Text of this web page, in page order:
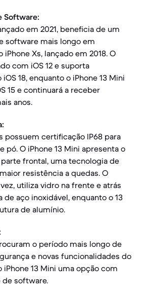
Software:
em 2021, beneficia de um
software mais longo em
Xs, lançado em 2018. O
com iOS 12 e suporta
18, enquanto o iPhone 13 Mini
15 e continuará a receber
anos.
possuem certificação IP68 para
pó. O iPhone 13 Mini apresenta o
frontal, uma tecnologia de
resistência a quedas. O
utiliza vidro na frente e atrás
aço inoxidável, enquanto o 13
de alumínio.
o período mais longo de
e novas funcionalidades do
iPhone 13 Mini uma opção com
software.